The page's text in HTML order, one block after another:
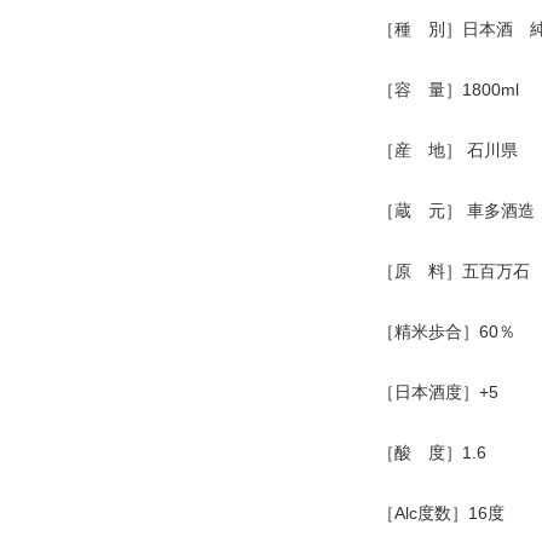
［種 別］日本酒
［容 量］1800ml
［産 地］ 石川県
［蔵 元］ 車多酒造
［原 料］五百万石
［精米歩合］60％
［日本酒度］+5
［酸 度］1.6
［Alc度数］16度